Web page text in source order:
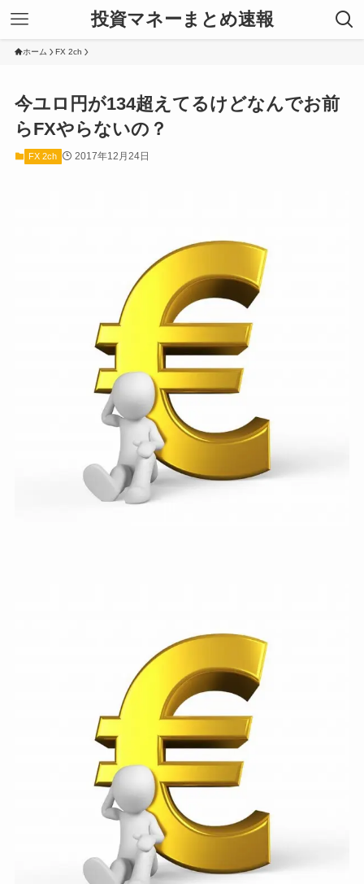
投資マネーまとめ速報
ホーム FX 2ch
今ユロ円が134超えてるけどなんでお前
らFXやらないの？
FX 2ch 2017年12月24日